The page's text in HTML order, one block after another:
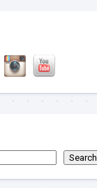
Search